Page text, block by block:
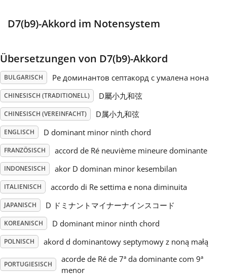
Русский
Svenska
Tiếng Việt
Türkçe
简体中文
繁體中文
D7(b9)-Akkord im Notensystem
Übersetzungen von D7(b9)-Akkord
BULGARISCH Ре доминантов септакорд с умалена нона
CHINESISCH (TRADITIONELL) D屬小九和弦
CHINESISCH (VEREINFACHT) D属小九和弦
ENGLISCH D dominant minor ninth chord
FRANZÖSISCH accord de Ré neuvième mineure dominante
INDONESISCH akor D dominan minor kesembilan
ITALIENISCH accordo di Re settima e nona diminuita
JAPANISCH D ドミナントマイナーナインスコード
KOREANISCH D dominant minor ninth chord
POLNISCH akord d dominantowy septymowy z noną małą
PORTUGIESISCH
acorde de Ré de 7ª da dominante com 9ª
menor